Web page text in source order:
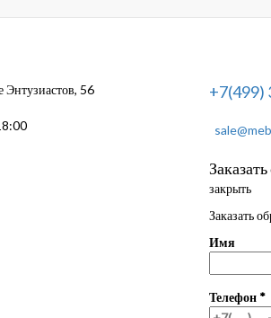
56 +7(499)
закрыть
Заказать
Имя
Телефон *